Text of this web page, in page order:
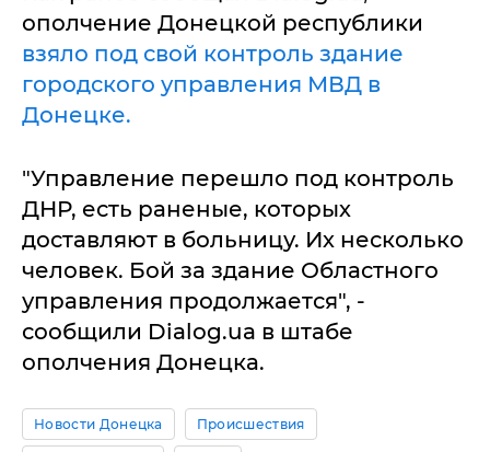
ополчение Донецкой республики
взяло под свой контроль здание
городского управления МВД в
Донецке.
"Управление перешло под контроль
ДНР, есть раненые, которых
доставляют в больницу. Их несколько
человек. Бой за здание Областного
управления продолжается", -
сообщили Dialog.ua в штабе
ополчения Донецка.
Новости Донецка Происшествия